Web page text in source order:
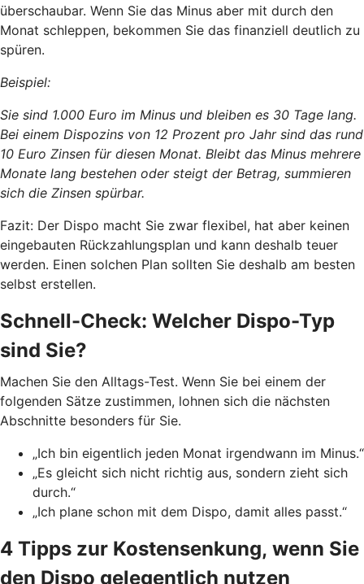
überschaubar. Wenn Sie das Minus aber mit durch den
Monat schleppen, bekommen Sie das finanziell deutlich zu
spüren.
Beispiel:
Sie sind 1.000 Euro im Minus und bleiben es 30 Tage lang.
Bei einem Dispozins von 12 Prozent pro Jahr sind das rund
10 Euro Zinsen für diesen Monat. Bleibt das Minus mehrere
Monate lang bestehen oder steigt der Betrag, summieren
sich die Zinsen spürbar.
Fazit: Der Dispo macht Sie zwar flexibel, hat aber keinen
eingebauten Rückzahlungsplan und kann deshalb teuer
werden. Einen solchen Plan sollten Sie deshalb am besten
selbst erstellen.
Schnell-Check: Welcher Dispo-Typ
sind Sie?
Machen Sie den Alltags-Test. Wenn Sie bei einem der
folgenden Sätze zustimmen, lohnen sich die nächsten
Abschnitte besonders für Sie.
„Ich bin eigentlich jeden Monat irgendwann im Minus.“
„Es gleicht sich nicht richtig aus, sondern zieht sich
durch.“
„Ich plane schon mit dem Dispo, damit alles passt.“
4 Tipps zur Kostensenkung, wenn Sie
den Dispo gelegentlich nutzen